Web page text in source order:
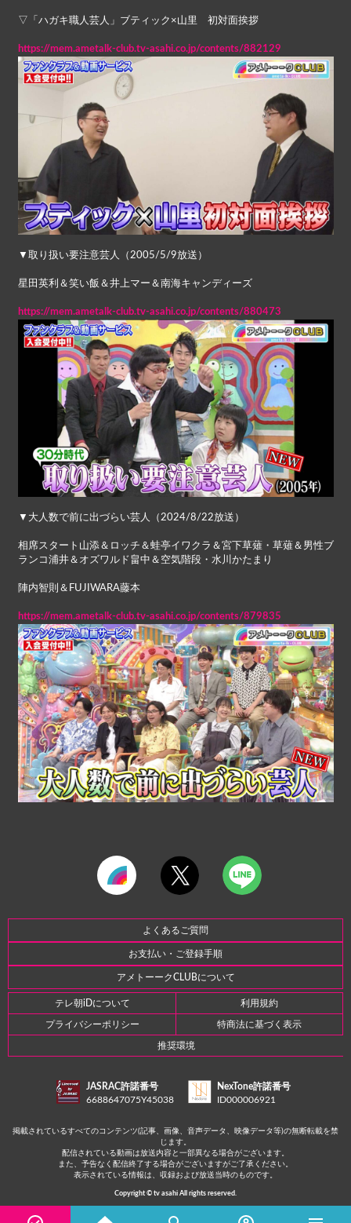
▽「ハガキ職人芸人」ブティック×山里 初対面挨拶
https://mem.ametalk-club.tv-asahi.co.jp/contents/882129
▼取り扱い要注意芸人（2005/5/9放送）
星田英利＆笑い飯＆井上マー＆南海キャンディーズ
https://mem.ametalk-club.tv-asahi.co.jp/contents/880473
▼大人数で前に出づらい芸人（2024/8/22放送）
相席スタート山添＆ロッチ＆蛙亭イワクラ＆宮下草薙・草薙＆男性ブ
ランコ浦井＆オズワルド畠中＆空気階段・水川かたまり
陣内智則＆FUJIWARA藤本
https://mem.ametalk-club.tv-asahi.co.jp/contents/879835
よくあるご質問
お支払い・ご登録手順
アメトーークCLUBについて
テレ朝iDについて 利用規約
プライバシーポリシー 特商法に基づく表示
推奨環境
JASRAC許諾番号
6688647075Y45038
NexTone許諾番号
ID000006921
掲載されているすべてのコンテンツ(記事、画像、音声データ、映像データ等)の無断転載を禁
じます。
配信されている動画は放送内容と一部異なる場合がございます。
また、予告なく配信終了する場合がございますがご了承ください。
表示されている情報は、収録および放送当時のものです。
Copyright © tv asahi All rights reserved.